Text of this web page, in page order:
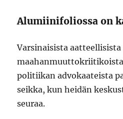
Alumiinifoliossa on
Varsinaisista aatteellisista
politiikan advokaateista
seikka, kun heidän
seuraa.